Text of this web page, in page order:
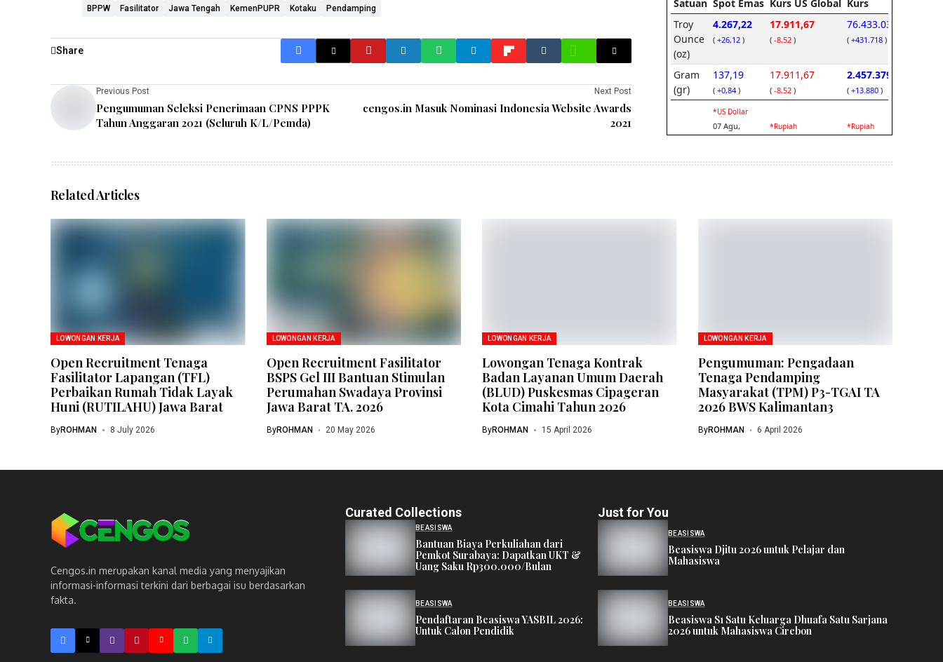
BPPW Fasilitator Jawa Tengah KemenPUPR Kotaku Pendamping
Share
Previous Post
Pengumuman Seleksi Penerimaan CPNS PPPK
Tahun Anggaran 2021 (Seluruh K/L/Pemda)
Next Post
cengos.in Masuk Nominasi Indonesia Website Awards
2021
Related Articles
LOWONGAN KERJA
Open Recruitment Tenaga
Fasilitator Lapangan (TFL)
Perbaikan Rumah Tidak Layak
Huni (RUTILAHU) Jawa Barat
ByROHMAN 8 July 2026
LOWONGAN KERJA
Open Recruitment Fasilitator
BSPS Gel III Bantuan Stimulan
Perumahan Swadaya Provinsi
Jawa Barat TA. 2026
ByROHMAN 20 May 2026
LOWONGAN KERJA
Lowongan Tenaga Kontrak
Badan Layanan Umum Daerah
(BLUD) Puskesmas Cipageran
Kota Cimahi Tahun 2026
ByROHMAN 15 April 2026
LOWONGAN KERJA
Pengumuman: Pengadaan
Tenaga Pendamping
Masyarakat (TPM) P3-TGAI TA
2026 BWS Kalimantan3
ByROHMAN 6 April 2026
Cengos.in merupakan kanal media yang menyajikan
informasi-informasi terkini dari berbagai isu berdasarkan
fakta.
Curated Collections
BEASISWA
Bantuan Biaya Perkuliahan dari
Pemkot Surabaya: Dapatkan UKT &
Uang Saku Rp300.000/Bulan
BEASISWA
Pendaftaran Beasiswa YASBIL 2026:
Untuk Calon Pendidik
Just for You
BEASISWA
Beasiswa Djitu 2026 untuk Pelajar dan
Mahasiswa
BEASISWA
Beasiswa S1 Satu Keluarga Dhuafa Satu Sarjana
2026 untuk Mahasiswa Cirebon